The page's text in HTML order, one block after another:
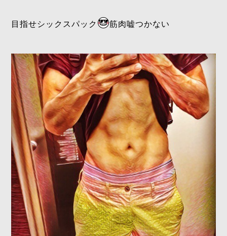
目指せシックスパック 筋肉嘘つかない